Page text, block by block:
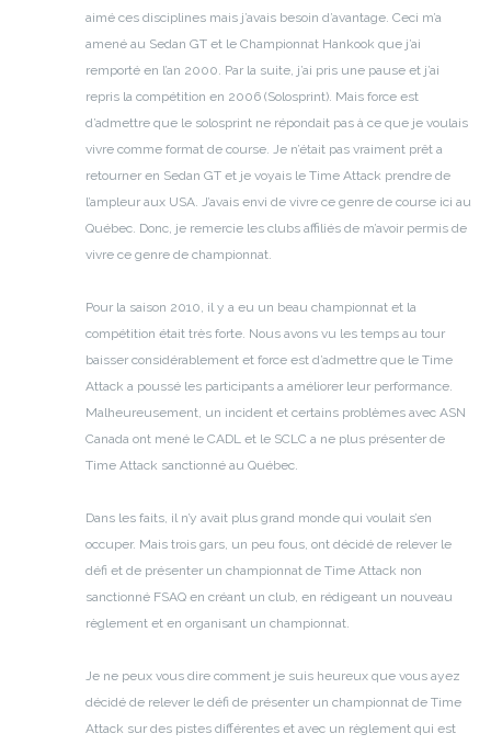
aimé ces disciplines mais j’avais besoin d’avantage. Ceci m’a
amené au Sedan GT et le Championnat Hankook que j’ai
remporté en l’an 2000. Par la suite, j’ai pris une pause et j’ai
repris la compétition en 2006 (Solosprint). Mais force est
d’admettre que le solosprint ne répondait pas à ce que je voulais
vivre comme format de course. Je n’était pas vraiment prêt a
retourner en Sedan GT et je voyais le Time Attack prendre de
l’ampleur aux USA. J’avais envi de vivre ce genre de course ici au
Québec. Donc, je remercie les clubs affiliés de m’avoir permis de
vivre ce genre de championnat.
Pour la saison 2010, il y a eu un beau championnat et la
compétition était très forte. Nous avons vu les temps au tour
baisser considérablement et force est d’admettre que le Time
Attack a poussé les participants a améliorer leur performance.
Malheureusement, un incident et certains problèmes avec ASN
Canada ont mené le CADL et le SCLC a ne plus présenter de
Time Attack sanctionné au Québec.
Dans les faits, il n’y avait plus grand monde qui voulait s’en
occuper. Mais trois gars, un peu fous, ont décidé de relever le
défi et de présenter un championnat de Time Attack non
sanctionné FSAQ en créant un club, en rédigeant un nouveau
règlement et en organisant un championnat.
Je ne peux vous dire comment je suis heureux que vous ayez
décidé de relever le défi de présenter un championnat de Time
Attack sur des pistes différentes et avec un règlement qui est